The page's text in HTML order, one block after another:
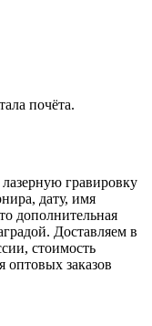
почёта.
гравировку
дату, имя
дополнительная
Доставляем в
стоимость
оптовых заказов